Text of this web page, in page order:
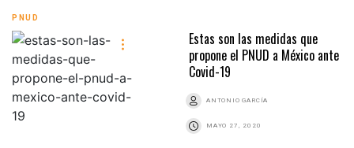
PNUD
Estas son las medidas que
propone el PNUD a México ante
Covid-19
ANTONIO GARCÍA
MAYO 27, 2020